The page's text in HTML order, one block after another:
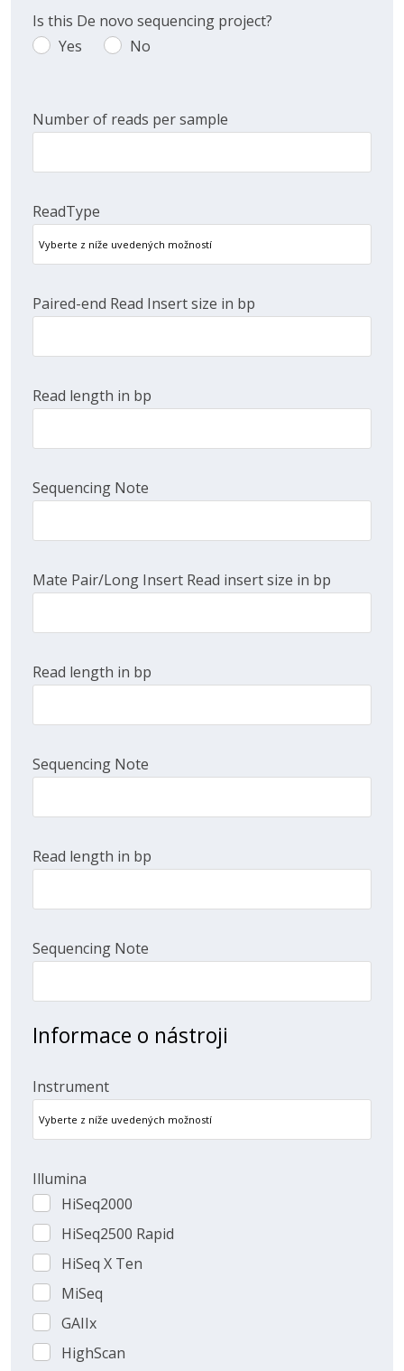
DGE
Is this De novo sequencing project?
Yes Yes No No
Number of reads per sample
ReadType
Paired-end Read Insert size in bp
Read length in bp
Sequencing Note
Mate Pair/Long Insert Read insert size in bp
Read length in bp
Sequencing Note
Read length in bp
Sequencing Note
Informace o nástroji
Instrument
Illumina
HiSeq2000
HiSeq2000
HiSeq2500
Rapid
HiSeq2500 Rapid
HiSeq
X
Ten
HiSeq X Ten
MiSeqMiSeq
GAIIxGAIIx
HighScan
HighScan